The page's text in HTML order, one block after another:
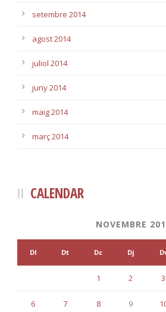
setembre 2014
agost 2014
juliol 2014
juny 2014
maig 2014
març 2014
CALENDAR
NOVEMBRE
Dl Dt Dc Dj
1 2 3
6 7 8 9